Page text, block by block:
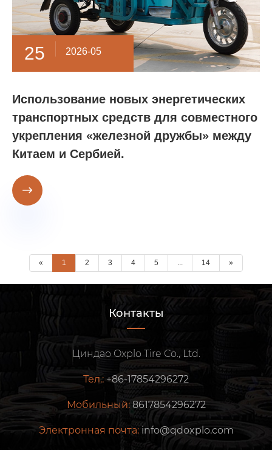
25 2026-05
Использование новых энергетических
транспортных средств для совместного
укрепления «железной дружбы» между
Китаем и Сербией.

« 1 2 3 4 5 ... 14 »
Контакты
Циндао Oxplo Tire Co., Ltd.
Тел.: +86-17854296272
Мобильный: 8617854296272
Электронная почта: info@qdoxplo.com